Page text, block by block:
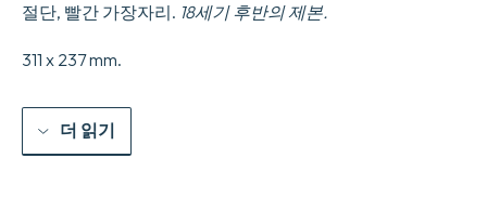
절단, 빨간 가장자리. 18세기 후반의 제본.
311 x 237 mm.
더 읽기